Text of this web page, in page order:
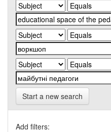
Start a new search
Add filters: